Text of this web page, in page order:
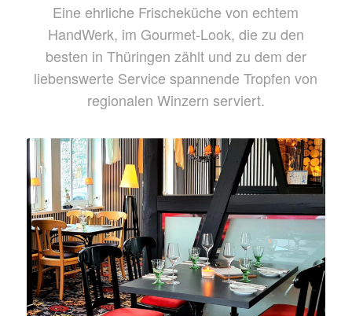
Eine ehrliche Frischeküche von echtem
HandWerk, im Gourmet-Look, die zu den
besten in Thüringen zählt und zu dem der
liebenswerte Service spannende Tropfen von
regionalen Winzern serviert.